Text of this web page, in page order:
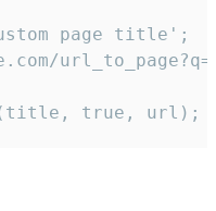
page title';
true, url);